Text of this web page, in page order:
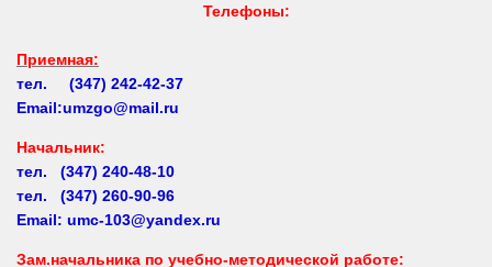
Телефоны:
Приемная:
тел. (347) 242-42-37
Email:umzgo@mail.ru
Начальник:
тел. (347) 240-48-10
тел. (347) 260-90-96
Email: umc-103@yandex.ru
Зам.начальника по учебно-методической работе: